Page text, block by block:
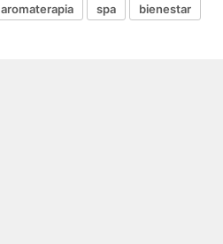
aromaterapia spa bienestar